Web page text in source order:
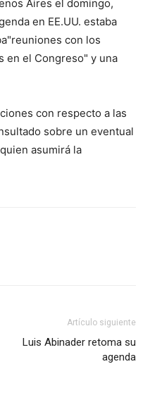
Aires el domingo,
en EE.UU. estaba
con los
en el Congreso" y una
con respecto a las
sobre un eventual
asumirá la
Artículo siguiente
Luis Abinader retoma su
agenda